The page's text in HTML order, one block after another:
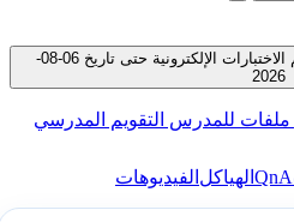
جميع الملفات المتوفرة في قسم الاختبارات الإلكترونية حتى تاريخ 06-08-
2026
ملفات للمدرس التقويم المدرسي
الهياكل الفيديوهات